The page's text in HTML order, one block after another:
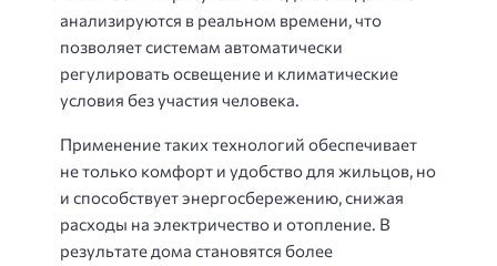
анализируются в реальном времени, что
позволяет системам автоматически
регулировать освещение и климатические
условия без участия человека.
Применение таких технологий обеспечивает
не только комфорт и удобство для жильцов, но
и способствует энергосбережению, снижая
расходы на электричество и отопление. В
результате дома становятся более